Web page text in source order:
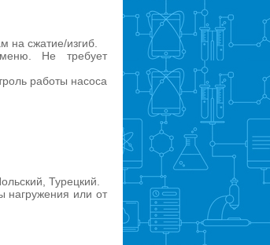
на сжатие/изгиб.
Не требует
работы насоса
Турецкий.
нагружения или от